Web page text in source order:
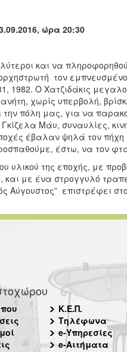
ώρα 20:30
και να
τον
1982. Ο Χατζιδάκις
χωρίς υπερβολή,
την πόλη μας, για να
Γκίζελα Μάυ, συναυλίες,
έβαλαν ψηλά τον
έστω, να τον
υλικού της εποχής, με
και με ένα στρογγυλό
Αύγουστος” επιστρέφει
Κ.Ε.Π.
Τηλέφωνα
e-Υπηρεσίες
e-Αιτήματα